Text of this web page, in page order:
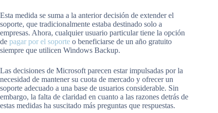
Esta medida se suma a la anterior decisión de extender el
soporte, que tradicionalmente estaba destinado solo a
empresas. Ahora, cualquier usuario particular tiene la opción
de pagar por el soporte o beneficiarse de un año gratuito
siempre que utilicen Windows Backup.
Las decisiones de Microsoft parecen estar impulsadas por la
necesidad de mantener su cuota de mercado y ofrecer un
soporte adecuado a una base de usuarios considerable. Sin
embargo, la falta de claridad en cuanto a las razones detrás de
estas medidas ha suscitado más preguntas que respuestas.